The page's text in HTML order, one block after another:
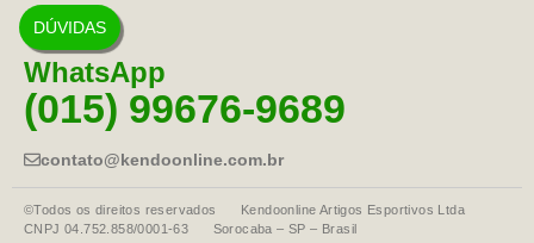
DÚVIDAS
WhatsApp
(015) 99676-9689
contato@kendoonline.com.br
©Todos os direitos reservados Kendoonline Artigos Esportivos Ltda
CNPJ 04.752.858/0001-63 Sorocaba – SP – Brasil